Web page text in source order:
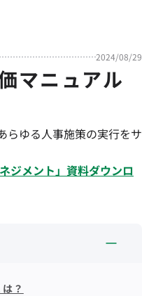
2024/08/29
マニュアル
らゆる人事施策の実行をサ
ジメント」資料ダウンロ
？